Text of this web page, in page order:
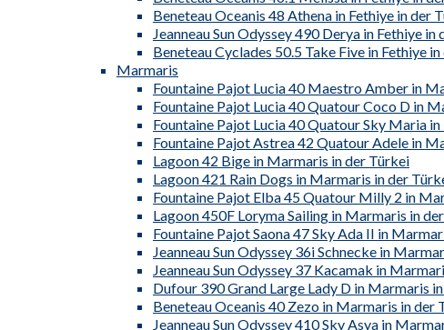
Beneteau Oceanis 48 Athena in Fethiye in der
Jeanneau Sun Odyssey 490 Derya in Fethiye in
Beneteau Cyclades 50.5 Take Five in Fethiye
Marmaris
Fountaine Pajot Lucia 40 Maestro Amber in
Fountaine Pajot Lucia 40 Quatour Coco D in
Fountaine Pajot Lucia 40 Quatour Sky Maria
Fountaine Pajot Astrea 42 Quatour Adele in
Lagoon 42 Bige in Marmaris in der Türkei
Lagoon 421 Rain Dogs in Marmaris in der
Fountaine Pajot Elba 45 Quatour Milly 2 in
Lagoon 450F Loryma Sailing in Marmaris in
Fountaine Pajot Saona 47 Sky Ada II in
Jeanneau Sun Odyssey 36i Schnecke in
Jeanneau Sun Odyssey 37 Kacamak in
Dufour 390 Grand Large Lady D in Marmaris
Beneteau Oceanis 40 Zezo in Marmaris in der
Jeanneau Sun Odyssey 410 Sky Asya in